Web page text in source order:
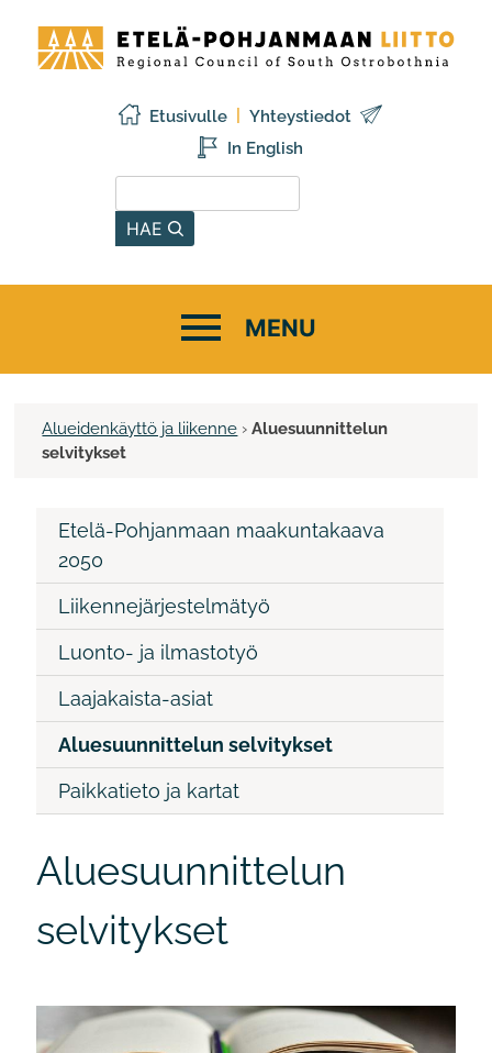
sisältöön
Pohjanmaan
liitto
Etusivulle Yhteystiedot
HAE
In English
Alueidenkäyttö ja liikenne ›Aluesuunnittelun
selvitykset
Etelä-Pohjanmaan maakuntakaava
2050
Liikennejärjestelmätyö
Luonto- ja ilmastotyö
Laajakaista-asiat
Aluesuunnittelun selvitykset
Paikkatieto ja kartat
Aluesuunnittelun
selvitykset